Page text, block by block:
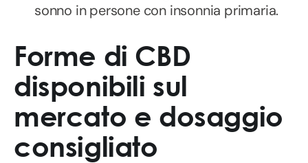
sonno in persone con insonnia primaria.
Forme di CBD
disponibili sul
mercato e dosaggio
consigliato